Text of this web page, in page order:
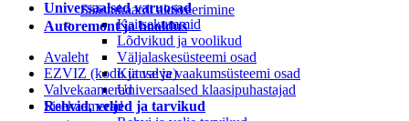
Universaalsed varuosad
Kaitsekummid
Lõdvikud ja voolikud
Väljalaskesüsteemi osad
Kütuse ja vaakumsüsteemi osad
Universaalsed klaasipuhastajad
Rehvid, veljed ja tarvikud
Säästukaardi aktiveerimine
Autoremont ja hooldus
Avaleht
EZVIZ (kodu ja valve)
Valvekaamerad
Sisekaamerad